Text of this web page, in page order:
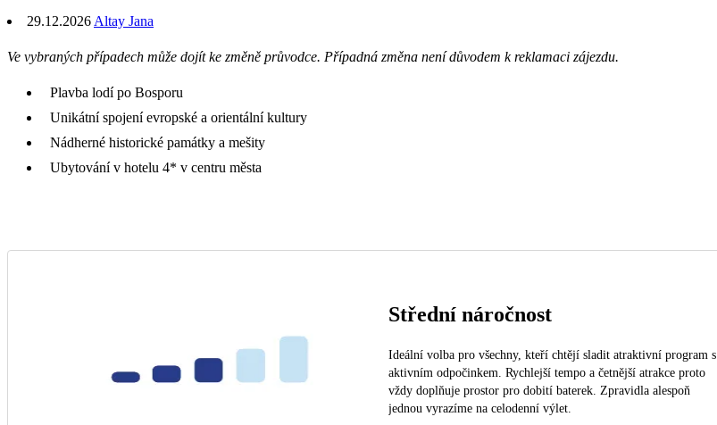
29.12.2026 Altay Jana
Ve vybraných případech může dojít ke změně průvodce. Případná změna není důvodem k reklamaci zájezdu.
Plavba lodí po Bosporu
Unikátní spojení evropské a orientální kultury
Nádherné historické památky a mešity
Ubytování v hotelu 4* v centru města
Střední náročnost
Ideální volba pro všechny, kteří chtějí sladit atraktivní program s
aktivním odpočinkem. Rychlejší tempo a četnější atrakce proto
vždy doplňuje prostor pro dobití baterek. Zpravidla alespoň
jednou vyrazíme na celodenní výlet.